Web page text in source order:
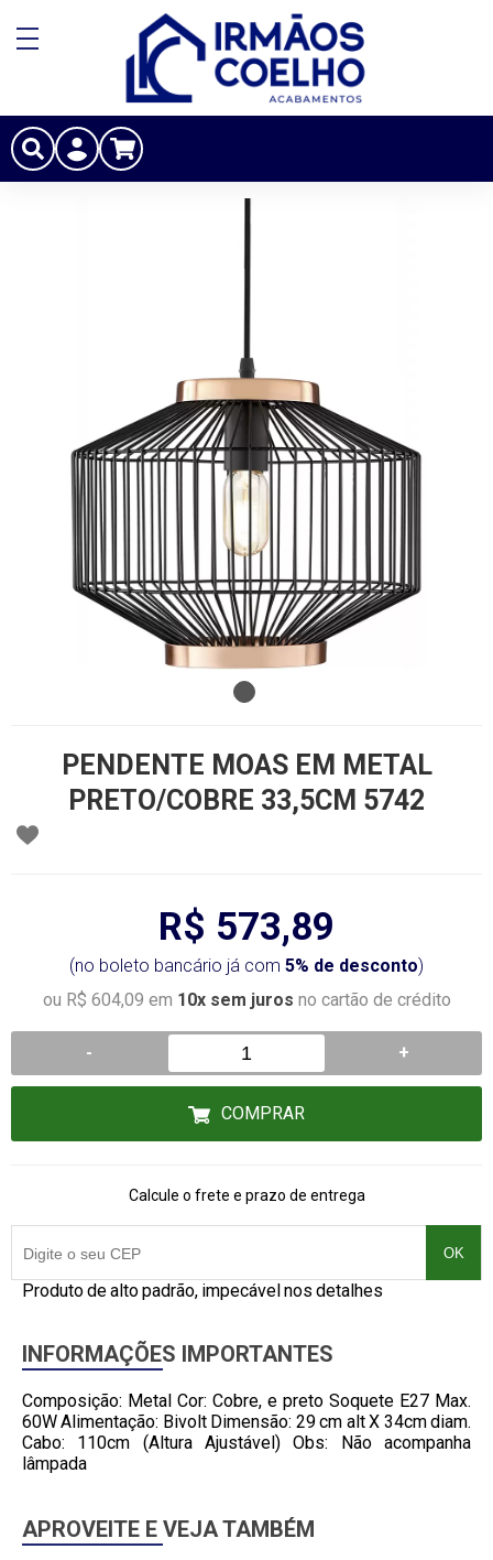
PENDENTE MOAS EM METAL
PRETO/COBRE 33,5CM 5742
R$ 573,89
(no boleto bancário já com 5% de desconto)
ou R$ 604,09 em 10x sem juros no cartão de crédito
- +
COMPRAR
Calcule o frete e prazo de entrega
OK
Produto de alto padrão, impecável nos detalhes
INFORMAÇÕES IMPORTANTES
Composição: Metal Cor: Cobre, e preto Soquete E27 Max.
60W Alimentação: Bivolt Dimensão: 29 cm alt X 34cm diam.
Cabo: 110cm (Altura Ajustável) Obs: Não acompanha
lâmpada
APROVEITE E VEJA TAMBÉM